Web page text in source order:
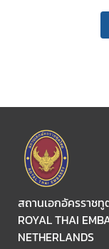
I
-
D
U
T
C
H
R
สถานเอกอัครราช
ROYAL THAI
NETHERLANDS